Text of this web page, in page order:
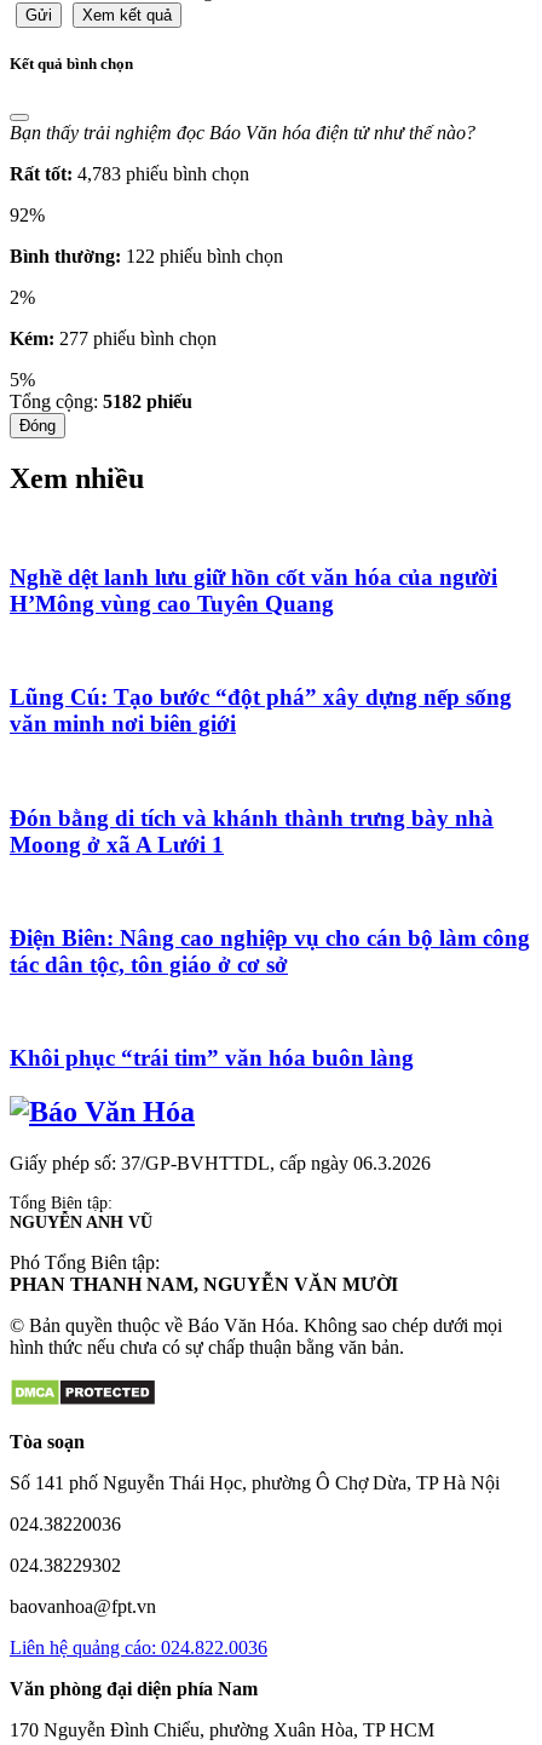
Gửi Xem kết quả
Kết quả bình chọn
Bạn thấy trải nghiệm đọc Báo Văn hóa điện tử như thế nào?
Rất tốt: 4,783 phiếu bình chọn
92%
Bình thường: 122 phiếu bình chọn
2%
Kém: 277 phiếu bình chọn
5%
Tổng cộng: 5182 phiếu
Đóng
Xem nhiều
Nghề dệt lanh lưu giữ hồn cốt văn hóa của người
H’Mông vùng cao Tuyên Quang
Lũng Cú: Tạo bước “đột phá” xây dựng nếp sống
văn minh nơi biên giới
Đón bằng di tích và khánh thành trưng bày nhà
Moong ở xã A Lưới 1
Điện Biên: Nâng cao nghiệp vụ cho cán bộ làm công
tác dân tộc, tôn giáo ở cơ sở
Khôi phục “trái tim” văn hóa buôn làng
Giấy phép số: 37/GP-BVHTTDL, cấp ngày 06.3.2026
Tổng Biên tập:
NGUYỄN ANH VŨ
Phó Tổng Biên tập:
PHAN THANH NAM, NGUYỄN VĂN MƯỜI
© Bản quyền thuộc về Báo Văn Hóa. Không sao chép dưới mọi
hình thức nếu chưa có sự chấp thuận bằng văn bản.
Tòa soạn
Số 141 phố Nguyễn Thái Học, phường Ô Chợ Dừa, TP Hà Nội
024.38220036
024.38229302
baovanhoa@fpt.vn
Liên hệ quảng cáo: 024.822.0036
Văn phòng đại diện phía Nam
170 Nguyễn Đình Chiểu, phường Xuân Hòa, TP HCM